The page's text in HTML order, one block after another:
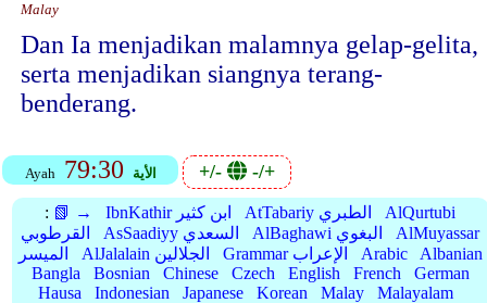
Malay
Dan Ia menjadikan malamnya gelap-gelita,
serta menjadikan siangnya terang-
benderang.
Ayah 79:30 الأية +/- -/+
: 📗 → IbnKathir ابن كثير AtTabariy الطبري
AlQurtubi
القرطوبي
AsSaadiyy السعدي AlBaghawi البغوي
AlMuyassar
الميسر
AlJalalain الجلالين Grammar الإعراب Arabic
Albanian
Bangla
Bosnian Chinese Czech English French
German
Hausa
Indonesian Japanese Korean Malay
Malayalam